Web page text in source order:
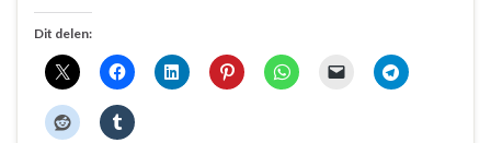
Dit delen: